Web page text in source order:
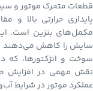
پایداری حرارتی بالا و
مکمل‌های بنزین است.
سایش را کاهش می‌دهند و
سوخت و انژکتورها، که
نقش مهمی در افزایش
عملکرد موتور در شرایط